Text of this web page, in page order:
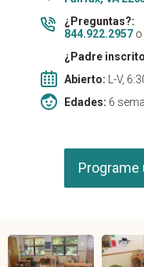
¿Preguntas?:
844.922.2957 o
¿Padre
Abierto: L-V,
Edades: 6